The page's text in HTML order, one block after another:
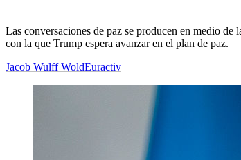
Las conversaciones de paz se producen en medio
con la que Trump espera avanzar en el plan de paz.
Jacob Wulff WoldEuractiv